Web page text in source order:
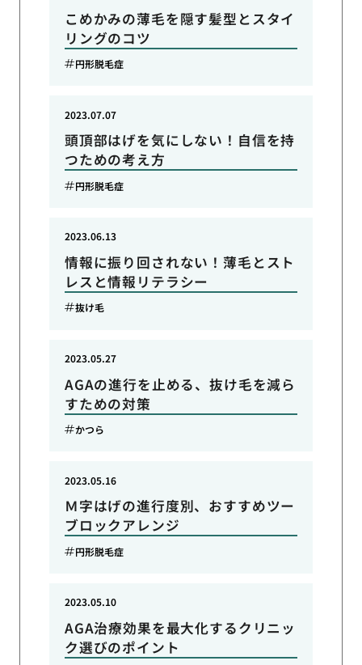
こめかみの薄毛を隠す髪型とスタイ
リングのコツ
円形脱毛症
頭頂部はげを気にしない！自信を持
つための考え方
2023.07.07
円形脱毛症
情報に振り回されない！薄毛とスト
レスと情報リテラシー
2023.06.13
抜け毛
AGAの進行を止める、抜け毛を減ら
すための対策
2023.05.27
かつら
Ｍ字はげの進行度別、おすすめツー
ブロックアレンジ
2023.05.16
円形脱毛症
AGA治療効果を最大化するクリニッ
ク選びのポイント
2023.05.10